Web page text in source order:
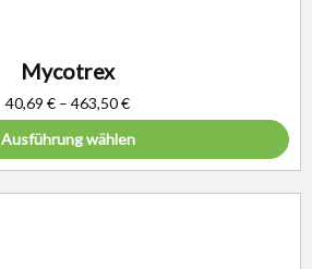
Mycotrex
40,69 € – 463,50€
Ausführung wählen